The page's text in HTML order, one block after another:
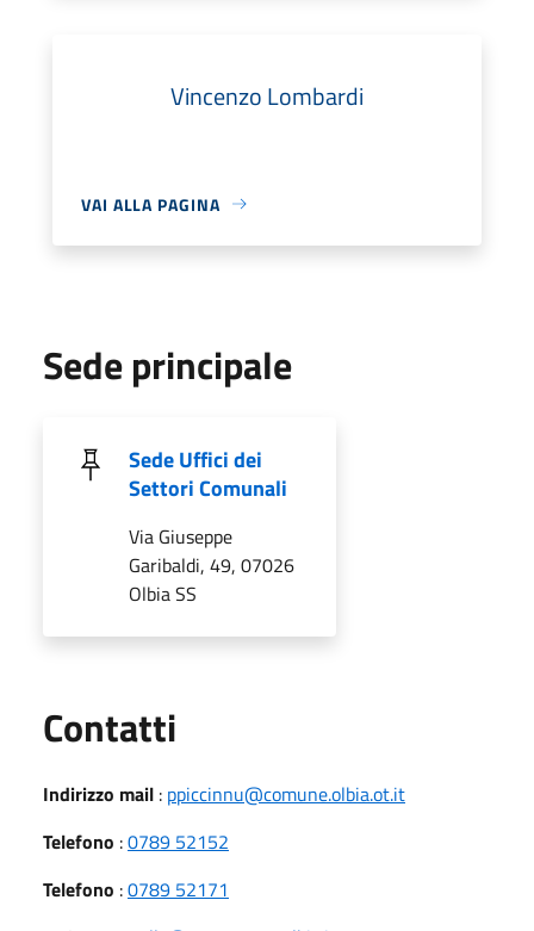
Vincenzo Lombardi
VAI ALLA PAGINA
Sede principale
Sede Uffici dei
Settori Comunali
Via Giuseppe
Garibaldi, 49, 07026
Olbia SS
Contatti
Indirizzo mail : ppiccinnu@comune.olbia.ot.it
Telefono :0789 52152
Telefono :0789 52171